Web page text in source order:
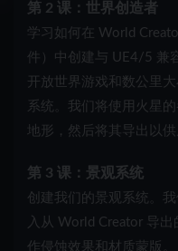
第 2 课：世界创造者
学习如何在 World
件）中创建与 UE4/5 兼
开放世界游戏和数公里
系统。我们将使用火星
地形，然后将其导出以供
第 3 课：景观系统
创建我们的景观系统。
入从 World Creator 导出
作侵蚀效果和材质蒙版。